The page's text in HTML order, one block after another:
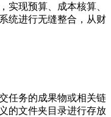
实现预算、成本核算、
统进行无缝整合，从财
任务的成果物或相关链
的文件夹目录进行存放